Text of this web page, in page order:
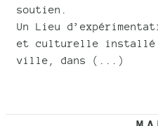
soutien.
Un Lieu
et culturelle installé
ville, dans (...)